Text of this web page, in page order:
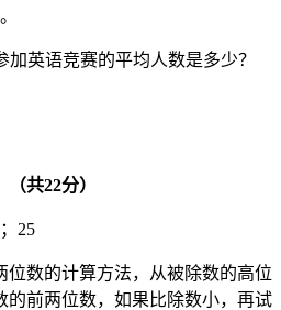
加英语竞赛的平均人数是多少？
（共22分）
25
位数的计算方法，从被除数的高位
的前两位数，如果比除数小，再试